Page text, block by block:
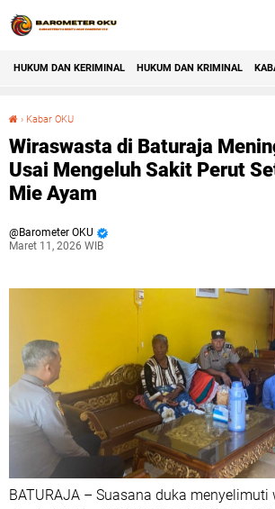
HUKUM DAN KERIMINAL HUKUM DAN KRIMINAL
› Kabar OKU
Wiraswasta di Baturaja
Usai Mengeluh Sakit Perut
Mie Ayam
Barometer OKU
Maret 11, 2026 WIB
BATURAJA – Suasana duka menyelimuti